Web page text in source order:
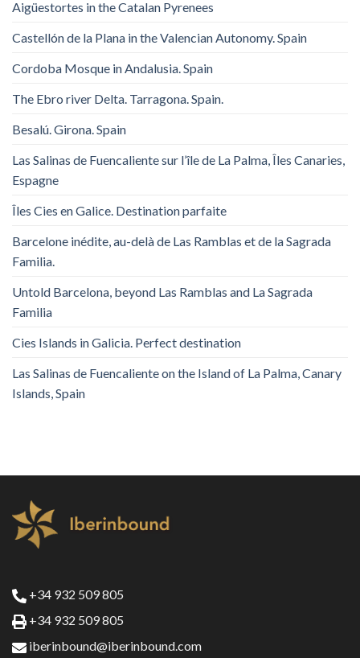
Aigüestortes in the Catalan Pyrenees
Castellón de la Plana in the Valencian Autonomy. Spain
Cordoba Mosque in Andalusia. Spain
The Ebro river Delta. Tarragona. Spain.
Besalú. Girona. Spain
Las Salinas de Fuencaliente sur l’île de La Palma, Îles Canaries,
Espagne
Îles Cies en Galice. Destination parfaite
Barcelone inédite, au-delà de Las Ramblas et de la Sagrada
Familia.
Untold Barcelona, ​​beyond Las Ramblas and La Sagrada
Familia
Cies Islands in Galicia. Perfect destination
Las Salinas de Fuencaliente on the Island of La Palma, Canary
Islands, Spain
+34 932 509 805
+34 932 509 805
iberinbound@iberinbound.com